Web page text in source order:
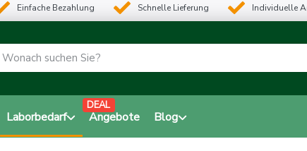
Einfache Bezahlung Schnelle Lieferung Individuelle
Laborbedarf Angebote
DEAL
Blog